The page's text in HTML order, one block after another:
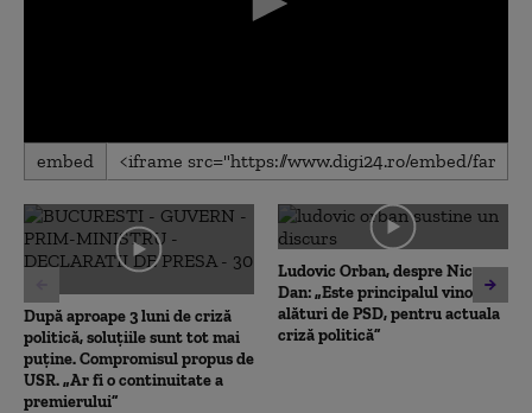
0
seconds
0
seconds
embed
După aproape 3 luni de criză
politică, soluțiile sunt tot mai
puține. Compromisul propus de
USR. „Ar fi o continuitate a
premierului”
Ludovic Orban, despre Nicușor
Dan: „Este principalul vinovat,
alături de PSD, pentru actuala
criză politică”